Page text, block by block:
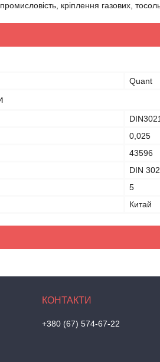
кріплення газових,
Quant
0,025
43596
DIN
5
Китай
+380 (67) 574-67-22